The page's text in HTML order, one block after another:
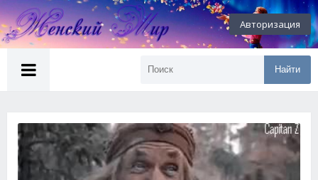
Авторизация
Найти